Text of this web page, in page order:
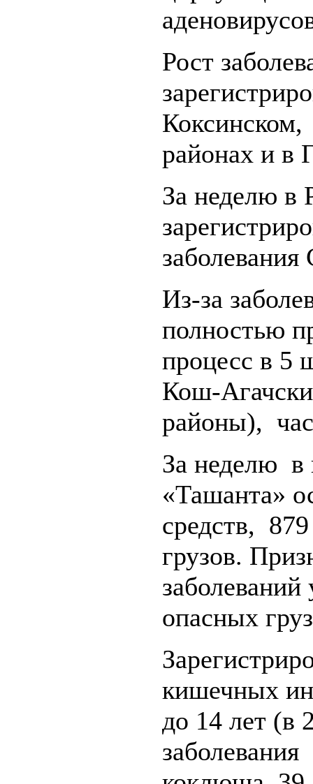
Рост
районах и в
За неделю в
Из-за
полностью
процесс в 5
Кош-
районы),
За неделю
«Ташанта»
средств,
грузов.
опасных
кишечных
до 14 лет (в